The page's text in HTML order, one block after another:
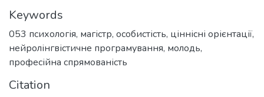
Keywords
053 психологія, магістр, особистість, ціннісні орієнтації,
нейролінгвістичне програмування, молодь,
професійна спрямованість
Citation